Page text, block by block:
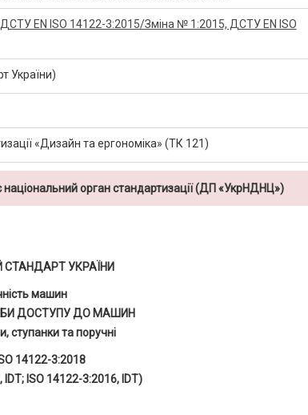
EN ISO 14122-3:2015/Зміна № 1:2015, ДСТУ EN ISO
України)
«Дизайн та ергономіка» (ТК 121)
орган стандартизації (ДП «УкрНДНЦ»)
СТАНДАРТ УКРАЇНИ
машин
ДОСТУПУ ДО МАШИН
ступанки та поручні
14122-3:2018
ISO 14122-3:2016, IDT)